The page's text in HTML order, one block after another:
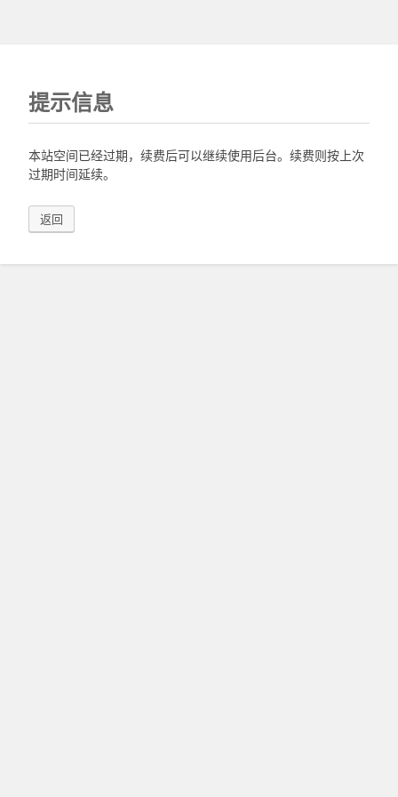
提示信息
本站空间已经过期，续费后可以继续使用后台。续费则按上次
过期时间延续。
返回